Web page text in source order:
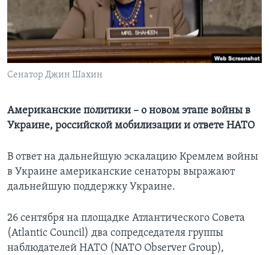
Learning English
СОЦИАЛЬНЫЕ СЕТИ
Языки
Сенатор Джин Шахин
Американские политики – о новом этапе войны в
Украине, российской мобилизации и ответе НАТО
В ответ на дальнейшую эскалацию Кремлем войны
в Украине американские сенаторы выражают
дальнейшую поддержку Украине.
26 сентября на площадке Атлантического Совета
(Atlantic Council) два сопредседателя группы
наблюдателей НАТО (NATO Observer Group),